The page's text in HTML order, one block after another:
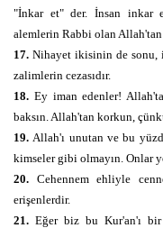
"İnkar et" der. İnsan inkar
alemlerin Rabbi olan Allah'tan
17. Nihayet ikisinin de sonu,
zalimlerin cezasıdır.
18. Ey iman edenler!
baksın. Allah'tan korkun,
19.Allah'ı unutan ve bu
kimseler gibi olmayın. Onlar
20. Cehennem ehliyle
erişenlerdir.
21. Eğer biz bu Kur'an'ı